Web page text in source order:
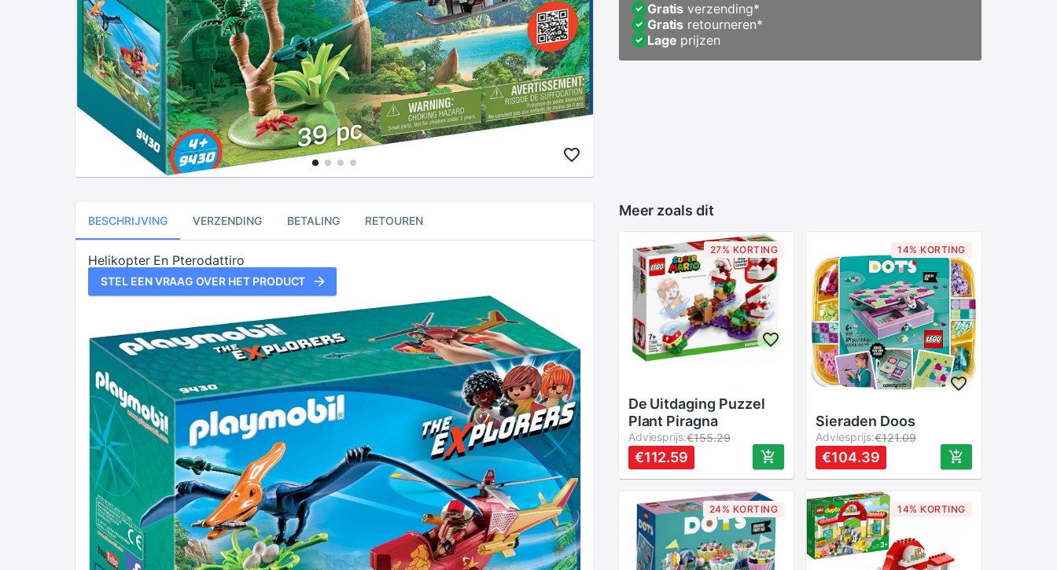
Gratis verzending*
Gratis retourneren*
Lage prijzen
BESCHRIJVING VERZENDING BETALING RETOUREN
Helikopter En Pterodattiro
STEL EEN VRAAG OVER HET PRODUCT
Meer zoals dit
27% KORTING
De Uitdaging Puzzel
Plant Piragna
Adviesprijs:€155.29
€112.59
14% KORTING
Sieraden Doos
Adviesprijs:€121.09
€104.39
24% KORTING 14% KORTING